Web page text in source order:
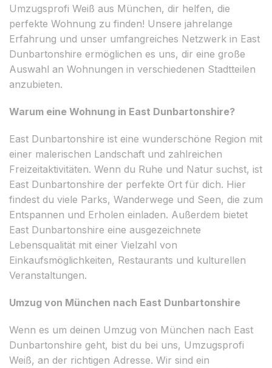
Umzugsprofi Weiß aus München, dir helfen, die
perfekte Wohnung zu finden! Unsere jahrelange
Erfahrung und unser umfangreiches Netzwerk in East
Dunbartonshire ermöglichen es uns, dir eine große
Auswahl an Wohnungen in verschiedenen Stadtteilen
anzubieten.
Warum eine Wohnung in East Dunbartonshire?
East Dunbartonshire ist eine wunderschöne Region mit
einer malerischen Landschaft und zahlreichen
Freizeitaktivitäten. Wenn du Ruhe und Natur suchst, ist
East Dunbartonshire der perfekte Ort für dich. Hier
findest du viele Parks, Wanderwege und Seen, die zum
Entspannen und Erholen einladen. Außerdem bietet
East Dunbartonshire eine ausgezeichnete
Lebensqualität mit einer Vielzahl von
Einkaufsmöglichkeiten, Restaurants und kulturellen
Veranstaltungen.
Umzug von München nach East Dunbartonshire
Wenn es um deinen Umzug von München nach East
Dunbartonshire geht, bist du bei uns, Umzugsprofi
Weiß, an der richtigen Adresse. Wir sind ein